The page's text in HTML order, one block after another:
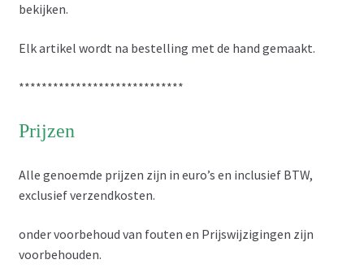
bekijken.
Elk artikel wordt na bestelling met de hand gemaakt.
*****************************
Prijzen
Alle genoemde prijzen zijn in euro’s en inclusief BTW,
exclusief verzendkosten.
onder voorbehoud van fouten en Prijswijzigingen zijn
voorbehouden.